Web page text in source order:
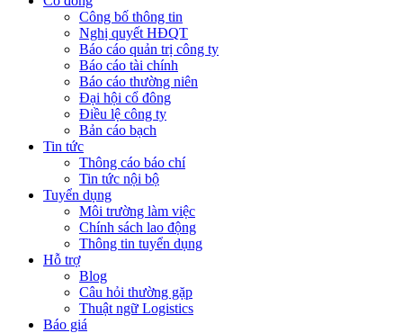
Công bố thông tin
Nghị quyết HĐQT
Báo cáo quản trị công ty
Báo cáo tài chính
Báo cáo thường niên
Đại hội cổ đông
Điều lệ công ty
Bản cáo bạch
Tin tức
Thông cáo báo chí
Tin tức nội bộ
Tuyển dụng
Môi trường làm việc
Chính sách lao động
Thông tin tuyển dụng
Hỗ trợ
Blog
Câu hỏi thường gặp
Thuật ngữ Logistics
Báo giá